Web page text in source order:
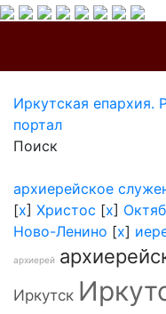
Иркутская епархия.
портал
Поиск
архиерейское
[x] Христос [x]
Ново-Ленино [x]
архиерей
Иркутск